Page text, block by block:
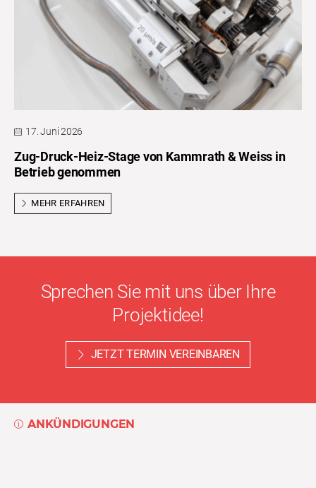
17. Juni 2026
Zug-Druck-Heiz-Stage von Kammrath & Weiss in
Betrieb genommen
MEHR ERFAHREN
Sprechen Sie mit uns über Ihre
Projektidee!
JETZT TERMIN VEREINBAREN
ANKÜNDIGUNGEN